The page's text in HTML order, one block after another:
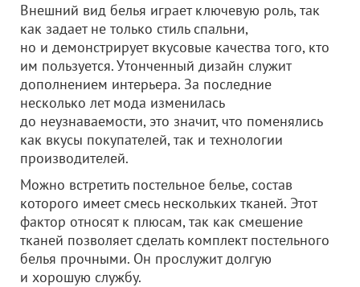
Внешний вид белья играет ключевую роль, так
как задает не только стиль спальни,
но и демонстрирует вкусовые качества того, кто
им пользуется. Утонченный дизайн служит
дополнением интерьера. За последние
несколько лет мода изменилась
до неузнаваемости, это значит, что поменялись
как вкусы покупателей, так и технологии
производителей.
Можно встретить постельное белье, состав
которого имеет смесь нескольких тканей. Этот
фактор относят к плюсам, так как смешение
тканей позволяет сделать комплект постельного
белья прочными. Он прослужит долгую
и хорошую службу.